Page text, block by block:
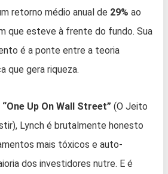
retorno médio anual de 29% ao
que esteve à frente do fundo. Sua
é a ponte entre a teoria
que gera riqueza.
“One Up On Wall Street” (O Jeito
Lynch é brutalmente honesto
mais tóxicos e auto-
dos investidores nutre. E é